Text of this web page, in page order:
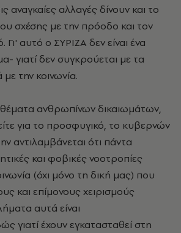
αναγκαίες αλλαγές δίνουν και το
σχέσης με την πρόοδο και τον
Γι' αυτό ο ΣΥΡΙΖΑ δεν είναι ένα
γιατί δεν συγκρούεται με τα
την κοινωνία.
θέματα ανθρωπίνων δικαιωμάτων,
είτε για το προσφυγικό, το κυβερνών
αντιλαμβάνεται ότι πάντα
και φοβικές νοοτροπίες
(όχι μόνο τη δική μας) που
και επίμονους χειρισμούς
αυτά είναι
γιατί έχουν εγκατασταθεί στη